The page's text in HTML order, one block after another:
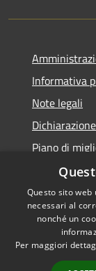
Informativa
Note legali
Piano di
Accessibilità
Privacy
Questo sito
necessari al
nonché un
Per maggiori